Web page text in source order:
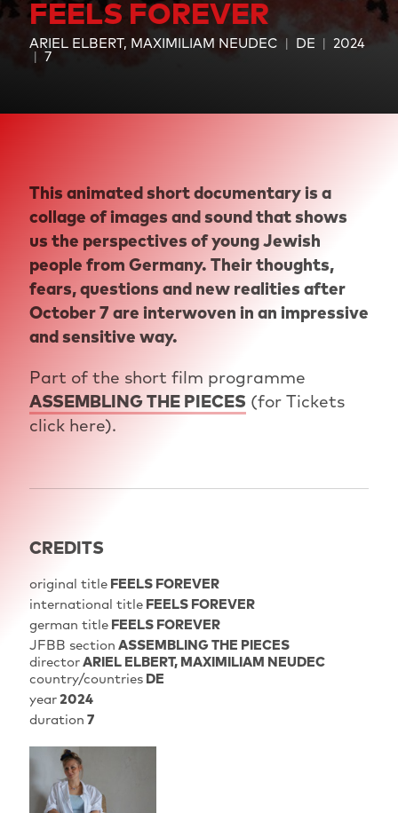
FEELS FOREVER
ARIEL ELBERT MAXIMILIAM NEUDEC DE 2024
7
This animated short documentary is a
collage of images and sound that shows
us the perspectives of young Jewish
people from Germany. Their thoughts,
fears, questions and new realities after
October 7 are interwoven in an impressive
and sensitive way.
Part of the short film programme
ASSEMBLING THE PIECES (for Tickets
click here).
CREDITS
original titleFEELS FOREVER
international titleFEELS FOREVER
german titleFEELS FOREVER
JFBB section ASSEMBLING THE PIECES
directorARIEL ELBERT MAXIMILIAM NEUDEC
country/countriesDE
year2024
duration 7